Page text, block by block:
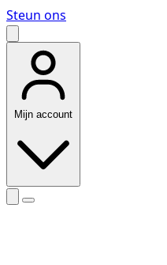
Steun ons
Mijn account